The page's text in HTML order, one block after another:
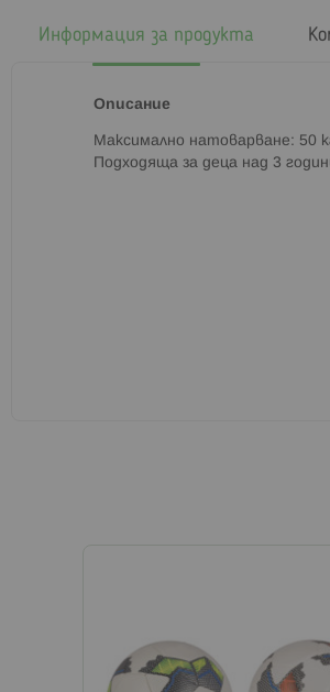
Информация за продукта
Описание
Максимално натоварване: 50
Подходяща за деца над 3